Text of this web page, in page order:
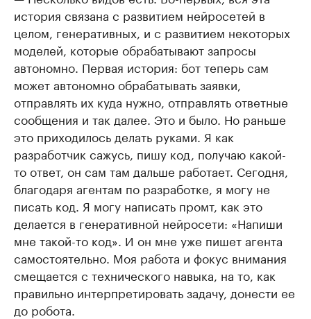
история связана с развитием нейросетей в
целом, генеративных, и с развитием некоторых
моделей, которые обрабатывают запросы
автономно. Первая история: бот теперь сам
может автономно обрабатывать заявки,
отправлять их куда нужно, отправлять ответные
сообщения и так далее. Это и было. Но раньше
это приходилось делать руками. Я как
разработчик сажусь, пишу код, получаю какой-
то ответ, он сам там дальше работает. Сегодня,
благодаря агентам по разработке, я могу не
писать код. Я могу написать промт, как это
делается в генеративной нейросети: «Напиши
мне такой-то код». И он мне уже пишет агента
самостоятельно. Моя работа и фокус внимания
смещается с технического навыка, на то, как
правильно интерпретировать задачу, донести ее
до робота.